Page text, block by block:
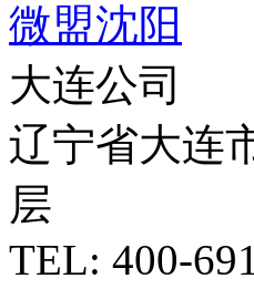
微盟沈阳
大连公司
辽宁省大连
层
TEL: 400-